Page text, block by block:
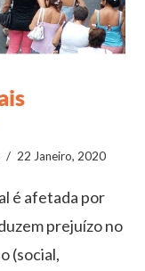
22 Janeiro, 2020
é afetada por
prejuízo no
(social,